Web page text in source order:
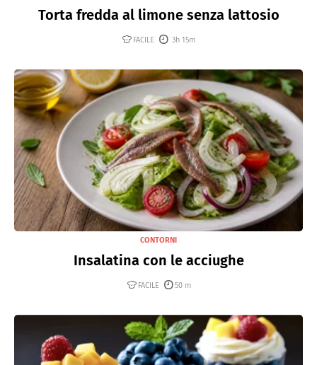
Torta fredda al limone senza lattosio
FACILE 3h 15m
CONTORNI
Insalatina con le acciughe
FACILE 50 m